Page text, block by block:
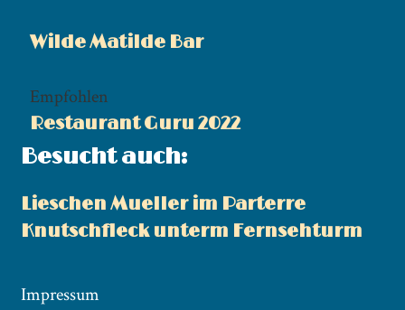
Wilde Matilde Bar
Empfohlen
Restaurant Guru 2022
Besucht auch:
Lieschen Mueller im Parterre
Knutschfleck unterm Fernsehturm
Impressum